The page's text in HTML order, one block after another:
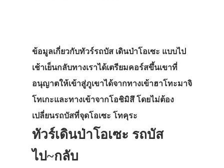
ข้อมูลเกี่ยวกับทัวร์รถบัส เดินป่าโอเซะ แบบไป
เช้าเย็นกลับทางเราได้เตรียมคอร์สขึ้นเขาที่
อนุญาตให้เข้าสู่ภูเขาได้จากทางเข้าฮาโทะมาจิ
โทเกะและทางเข้าจากโอชิมิสึ โดยไม่ต้อง
เปลี่ยนรถบัสที่จุดโอเซะ โทคุระ
ทัวร์เดินป่าโอเซะ รถบัส
ไป~กลับ